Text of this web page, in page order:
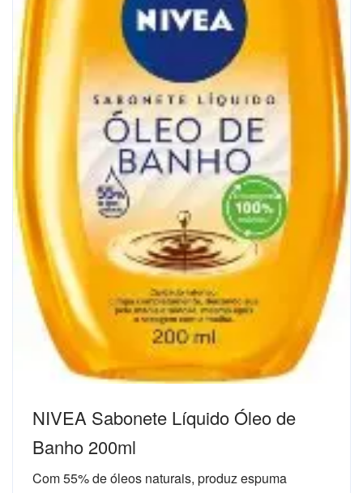
NIVEA Sabonete Líquido Óleo de
Banho 200ml
Com 55% de óleos naturais, produz espuma